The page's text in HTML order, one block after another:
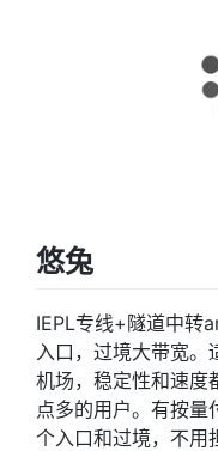
悠兔
IEPL专线+隧道中转
入口，过境大带宽
机场，稳定性和速度
点多的用户。有按量
个入口和过境，不用